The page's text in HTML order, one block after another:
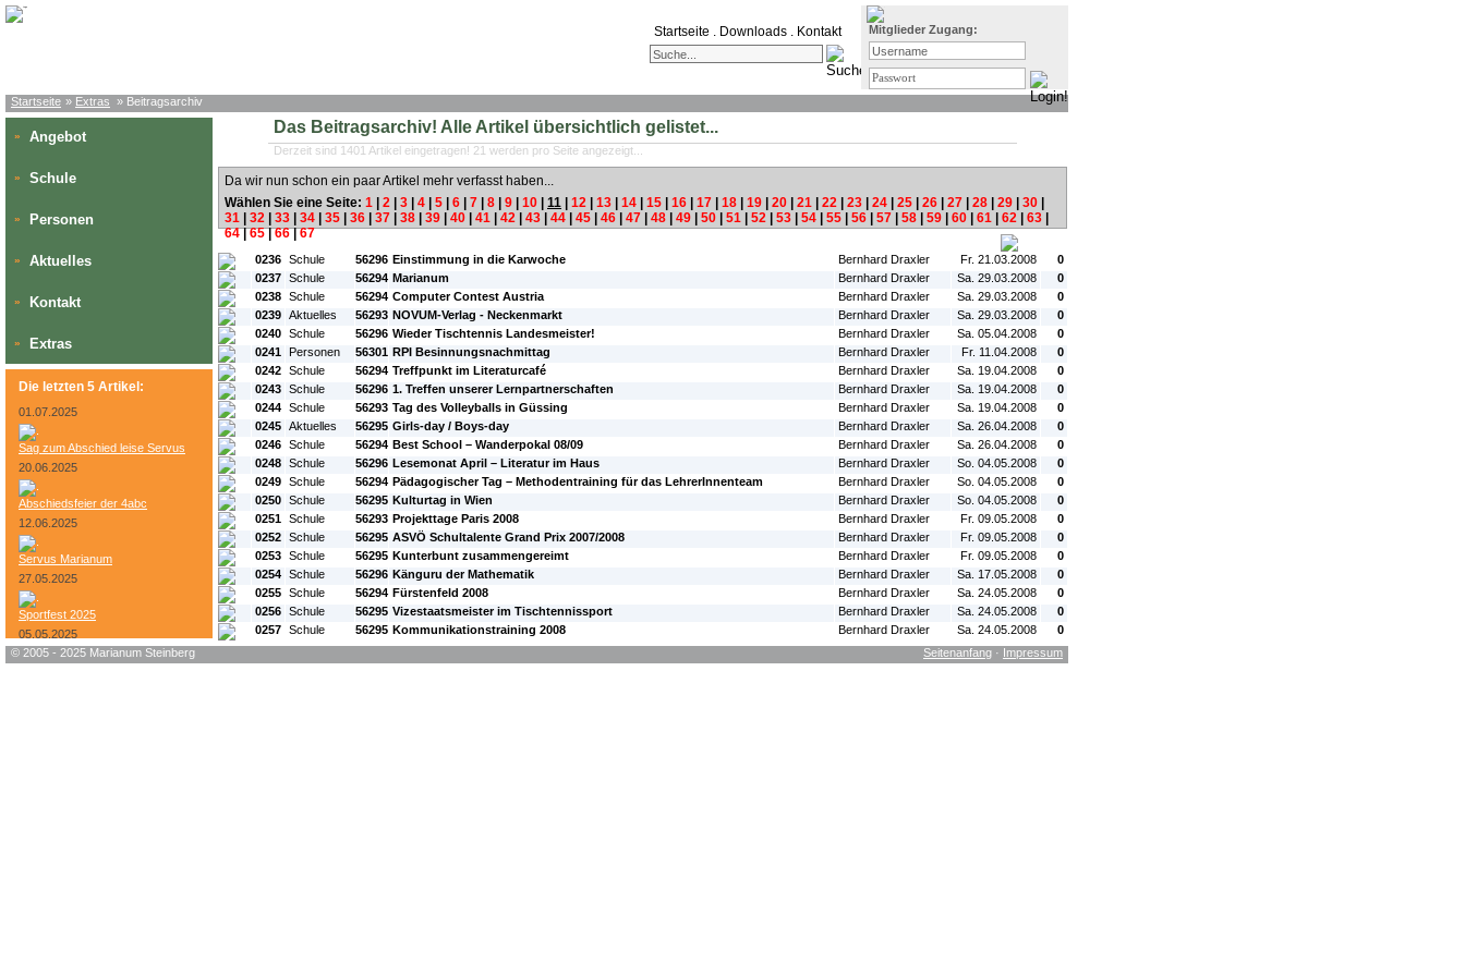
Startseite . Downloads . Kontakt Mitglieder Zugang:
Startseite » Extras » Beitragsarchiv
» Angebot
» Schule
» Personen
» Aktuelles
» Kontakt
» Extras
Die letzten 5 Artikel:
01.07.2025
Sag zum Abschied leise Servus
20.06.2025
Abschiedsfeier der 4abc
12.06.2025
Servus Marianum
27.05.2025
Sportfest 2025
05.05.2025
Das Beitragsarchiv! Alle Artikel übersichtlich gelistet...
Derzeit sind 1401 Artikel eingetragen! 21 werden pro Seite angezeigt...
Da wir nun schon ein paar Artikel mehr verfasst haben...
Wählen Sie eine Seite: 1 2 3 4 5 6 7 8 9 10 11 12 13 14 15 16 17 18 19 20 21 22 23 24 25 26 27 28 29 30
31
32 33 34 35 36 37 38 39 40 41 42 43 44 45 46 47 48 49 50 51 52 53 54 55 56 57 58 59 60 61 62 63
64|65|66|67
#L: #ID: #Rubrik:
0236 Schule 56296 Einstimmung in die Karwoche Bernhard Draxler Fr. 21.03.2008
0
0237 Schule 56294 Marianum Bernhard Draxler Sa. 29.03.2008
0
0238 Schule 56294 Computer Contest Austria Bernhard Draxler Sa. 29.03.2008
0
0239 Aktuelles 56293 NOVUM-Verlag - Neckenmarkt Bernhard Draxler Sa. 29.03.2008
0
0240 Schule 56296 Wieder Tischtennis Landesmeister! Bernhard Draxler Sa. 05.04.2008
0
0241 Personen 56301 RPI Besinnungsnachmittag Bernhard Draxler Fr. 11.04.2008
0
0242 Schule 56294 Treffpunkt im Literaturcafé Bernhard Draxler Sa. 19.04.2008
0
0243 Schule 56296 1. Treffen unserer Lernpartnerschaften Bernhard Draxler Sa. 19.04.2008
0
0244 Schule 56293 Tag des Volleyballs in Güssing Bernhard Draxler Sa. 19.04.2008
0
0245 Aktuelles 56295 Girls-day / Boys-day Bernhard Draxler Sa. 26.04.2008
0
0246 Schule 56294 Best School – Wanderpokal 08/09 Bernhard Draxler Sa. 26.04.2008
0
0248 Schule 56296 Lesemonat April – Literatur im Haus Bernhard Draxler So. 04.05.2008
0
0249 Schule 56294 Pädagogischer Tag – Methodentraining für das LehrerInnenteam Bernhard Draxler So. 04.05.2008
0
0250 Schule 56295 Kulturtag in Wien Bernhard Draxler So. 04.05.2008
0
0251 Schule 56293 Projekttage Paris 2008 Bernhard Draxler Fr. 09.05.2008
0
0252 Schule 56295 ASVÖ Schultalente Grand Prix 2007/2008 Bernhard Draxler Fr. 09.05.2008
0
0253 Schule 56295 Kunterbunt zusammengereimt Bernhard Draxler Fr. 09.05.2008
0
0254 Schule 56296 Känguru der Mathematik Bernhard Draxler Sa. 17.05.2008
0
0255 Schule 56294 Fürstenfeld 2008 Bernhard Draxler Sa. 24.05.2008
0
0256 Schule 56295 Vizestaatsmeister im Tischtennissport Bernhard Draxler Sa. 24.05.2008
0
0257 Schule 56295 Kommunikationstraining 2008 Bernhard Draxler Sa. 24.05.2008
0
© 2005 - 2025 Marianum Steinberg
Seitenanfang · Impressum